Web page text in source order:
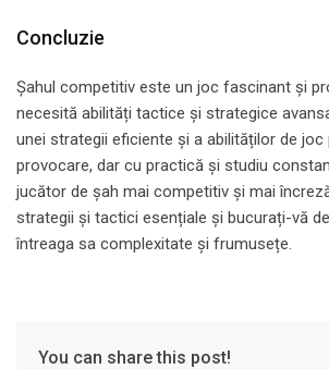
Concluzie
Șahul competitiv este un joc fascinant și
necesită abilități tactice și strategice
unei strategii eficiente și a abilităților de joc
provocare, dar cu practică și studiu
jucător de șah mai competitiv și mai
strategii și tactici esențiale și bucurați-vă
întreaga sa complexitate și frumusețe.
You can share this post!